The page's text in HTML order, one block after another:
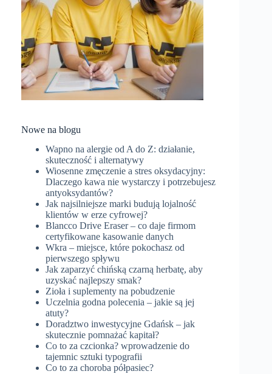
Nowe na blogu
Wapno na alergie od A do Z: działanie,
skuteczność i alternatywy
Wiosenne zmęczenie a stres oksydacyjny:
Dlaczego kawa nie wystarczy i potrzebujesz
antyoksydantów?
Jak najsilniejsze marki budują lojalność
klientów w erze cyfrowej?
Blancco Drive Eraser – co daje firmom
certyfikowane kasowanie danych
Wkra – miejsce, które pokochasz od
pierwszego spływu
Jak zaparzyć chińską czarną herbatę, aby
uzyskać najlepszy smak?
Zioła i suplementy na pobudzenie
Uczelnia godna polecenia – jakie są jej
atuty?
Doradztwo inwestycyjne Gdańsk – jak
skutecznie pomnażać kapitał?
Co to za czcionka? wprowadzenie do
tajemnic sztuki typografii
Co to za choroba półpasiec?